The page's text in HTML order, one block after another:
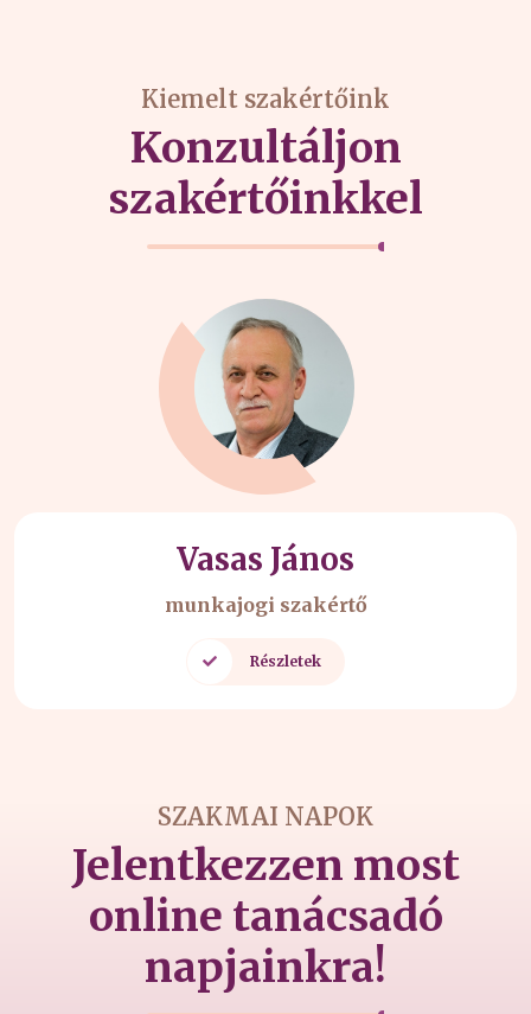
Kiemelt szakértőink
Konzultáljon
szakértőinkkel
Bonácz Zsolt
áfa szakértő
Részletek
SZAKMAI NAPOK
Jelentkezzen most
online tanácsadó
napjainkra!